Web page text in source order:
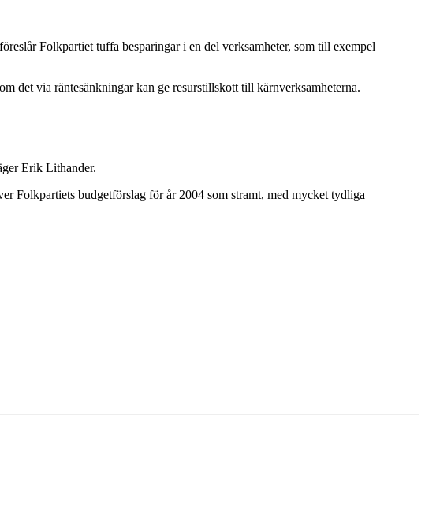
Folkpartiet tuffa besparingar i en del verksamheter, som till exempel
det via räntesänkningar kan ge resurstillskott till kärnverksamheterna.
Erik Lithander.
Folkpartiets budgetförslag för år 2004 som stramt, med mycket tydliga